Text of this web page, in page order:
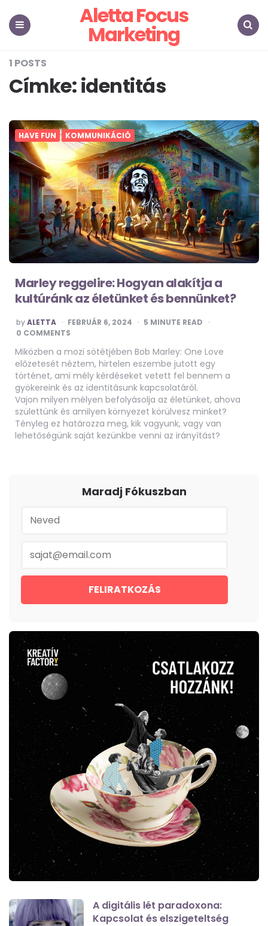
Aletta Focus
Marketing
1 POSTS
Címke:identitás
HAVE FUN KOMMUNIKÁCIÓ
Marley reggelire: Hogyan alakítja a
kultúránk az életünket és bennünket?
POSTED
BY
byALETTA FEBRUÁR 6, 2024 5 MINUTE READ
0 COMMENTS
Miközben a mozi sötétjében Bob Marley: One Love
előzetesét néztem, hirtelen eszembe jutott egy
történet, ami mély kérdéseket vetett fel bennem a
gyökereink és az identitásunk kapcsolatáról.
Vajon milyen mélyen befolyásolja az életünket, ahova
születtünk és amilyen környezet körülvesz minket?
Tényleg ez határozza meg, kik vagyunk, vagy van
lehetőségünk saját kezünkbe venni az irányítást?
Maradj Fókuszban
A digitális lét paradoxona:
Kapcsolat és elszigeteltség